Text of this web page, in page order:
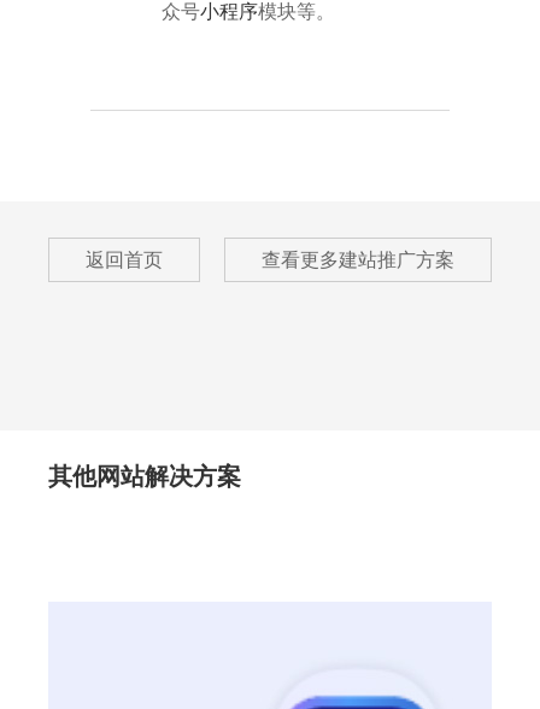
众号小程序模块等。
返回首页 查看更多建站推广方案
其他网站解决方案